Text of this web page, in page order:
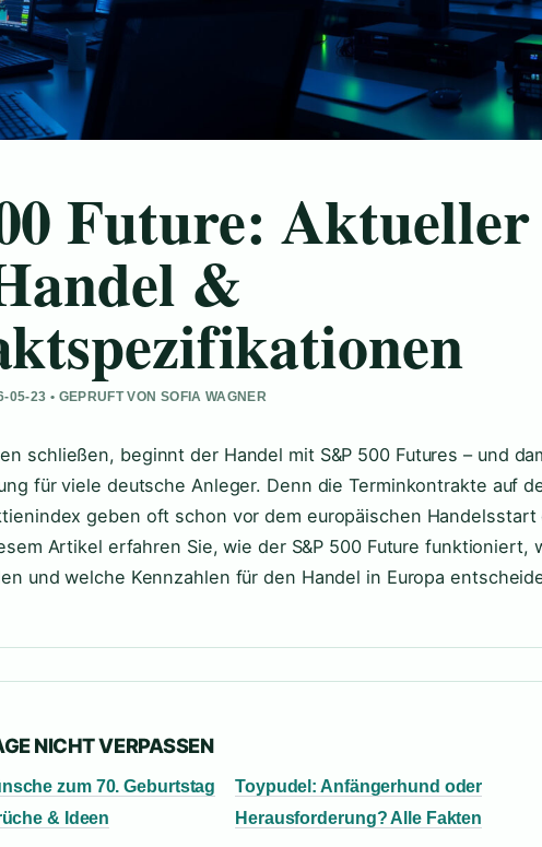
Future: Aktueller
&
05-23 • GEPRUFT VON SOFIA WAGNER
schließen, beginnt der Handel mit S&P 500 Futures – und
für viele deutsche Anleger. Denn die Terminkontrakte auf
geben oft schon vor dem europäischen Handelsstart
Artikel erfahren Sie, wie der S&P 500 Future funktioniert,
und welche Kennzahlen für den Handel in Europa
NICHT VERPASSEN
zum 70. Geburtstag
& Ideen
Toypudel: Anfängerhund oder
Herausforderung? Alle Fakten